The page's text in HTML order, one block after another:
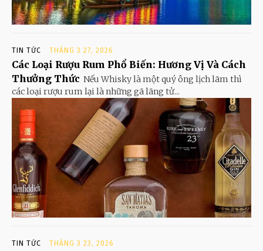
TIN TỨC THÁNG 3 27, 2026
Các Loại Rượu Rum Phổ Biến: Hương Vị Và Cách
Thưởng Thức Nếu Whisky là một quý ông lịch lãm thì
các loại rượu rum lại là những gã lãng tử...
TIN TỨC THÁNG 3 23, 2026